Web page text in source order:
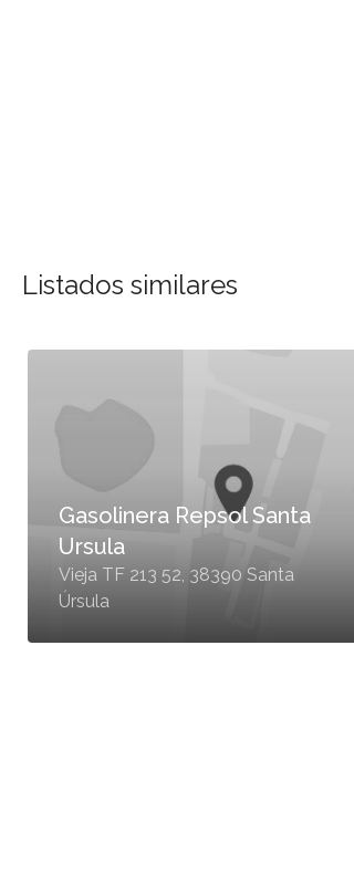
Listados similares
Gasolinera Repsol Santa
Ursula
Vieja TF 213 52, 38390 Santa
Úrsula